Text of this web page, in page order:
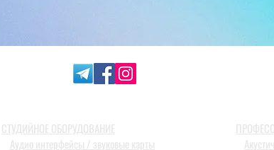
СТУДИЙНОЕ ОБОРУДОВАНИЕ
Аудио интерфейсы / звуковые карты